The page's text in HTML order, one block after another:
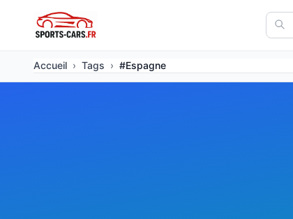
Accueil › Tags › #Espagne